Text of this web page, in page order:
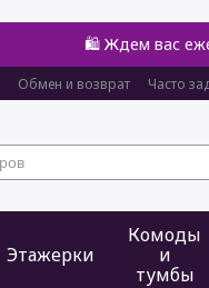
🛍️ Ждем вас
Обмен и возврат Часто
Этажерки
Комоды
и
тумбы